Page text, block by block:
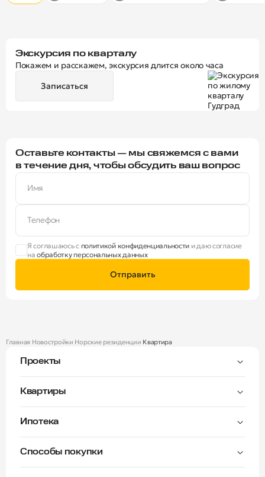
Экскурсия по кварталу
Покажем и расскажем, экскурсия длится около часа
Записаться
Оставьте контакты — мы свяжемся с вами
в течение дня, чтобы обсудить ваш вопрос
Имя
Телефон
Я соглашаюсь с политикой конфиденциальности и даю согласие
наобработку персональных данных
Отправить
Главная Новостройки Норские резиденции Квартира
Проекты
Тверицы
Норские резиденции
Квартиры
Окна на две стороны
Ипотека
Способы покупки